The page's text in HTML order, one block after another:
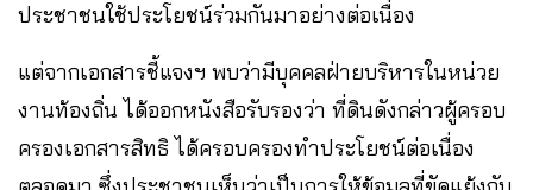
ประชาชนใช้ประโยชน์ร่วมกันมาอย่างต่อเนื่อง
แต่จากเอกสารชี้แจงฯ พบว่ามีบุคคลฝ่ายบริหารในหน่วย
งานท้องถิ่น ได้ออกหนังสือรับรองว่า ที่ดินดังกล่าวผู้ครอบ
ครองเอกสารสิทธิ ได้ครอบครองทำประโยชน์ต่อเนื่อง